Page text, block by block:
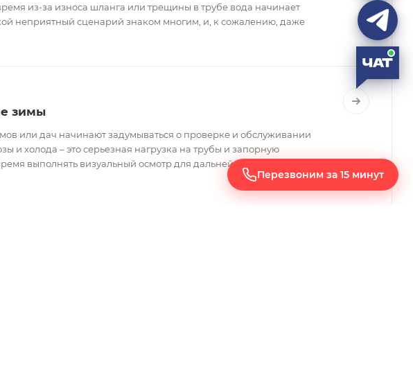
из-за износа шланга или трещины в трубе вода начинает
неприятный сценарий знаком многим, и, к сожалению, даже
зимы
или дач начинают задумываться о проверке и обслуживании
и холода – это серьезная нагрузка на трубы и запорную
выполнять визуальный осмотр для дальнейшего выявления
Перезвоним за 15 минут